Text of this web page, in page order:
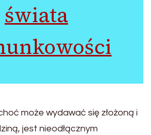
świata
może wydawać się złożoną i
jest nieodłącznym